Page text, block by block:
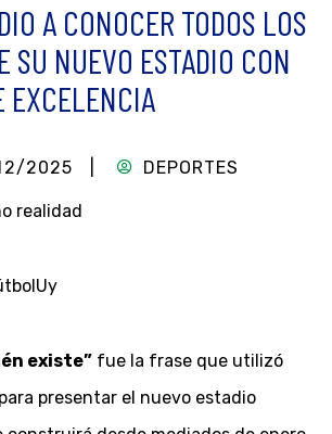
A CONOCER TODOS LOS
SU NUEVO ESTADIO CON
EXCELENCIA
2025 | DEPORTES
existe” fue la frase que utilizó
presentar el nuevo estadio